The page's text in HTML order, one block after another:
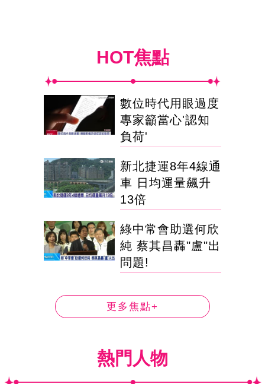
HOT焦點
數位時代用眼過度
專家籲當心'認知
負荷'
新北捷運8年4線通
車 日均運量飆升
13倍
綠中常會助選何欣
純 蔡其昌轟"盧"出
問題!
更多焦點+
熱門人物